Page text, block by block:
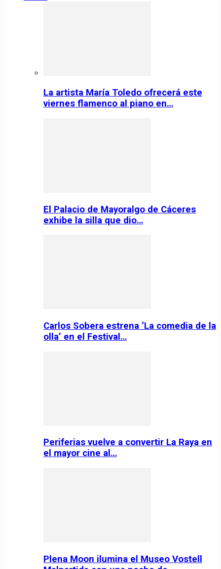
La artista María Toledo ofrecerá este
viernes flamenco al piano en…
El Palacio de Mayoralgo de Cáceres
exhibe la silla que dio…
Carlos Sobera estrena ‘La comedia de la
olla’ en el Festival…
Periferias vuelve a convertir La Raya en
el mayor cine al…
Plena Moon ilumina el Museo Vostell